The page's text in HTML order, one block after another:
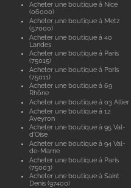
Acheter une boutique à Nice
(06000)
Acheter une boutique à Metz
(57000)
Acheter une boutique à 40
Landes
Acheter une boutique à Paris
(75015)
Acheter une boutique à Paris
(75011)
Acheter une boutique à 69
Rhône
Acheter une boutique à 03 Allier
Acheter une boutique à 12
Aveyron
Acheter une boutique à 95 Val-
d'Oise
Acheter une boutique à 94 Val-
de-Marne
Acheter une boutique à Paris
(75003)
Acheter une boutique à Saint
Denis (97400)